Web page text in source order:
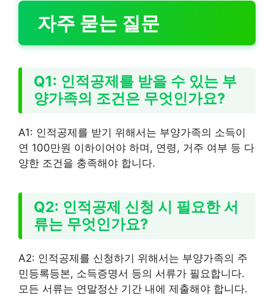
자주 묻는 질문
Q1: 인적공제를 받을 수 있는 부
양가족의 조건은 무엇인가요?
A1: 인적공제를 받기 위해서는 부양가족의 소득이
연 100만원 이하이어야 하며, 연령, 거주 여부 등 다
양한 조건을 충족해야 합니다.
Q2: 인적공제 신청 시 필요한 서
류는 무엇인가요?
A2: 인적공제를 신청하기 위해서는 부양가족의 주
민등록등본, 소득증명서 등의 서류가 필요합니다.
모든 서류는 연말정산 기간 내에 제출해야 합니다.